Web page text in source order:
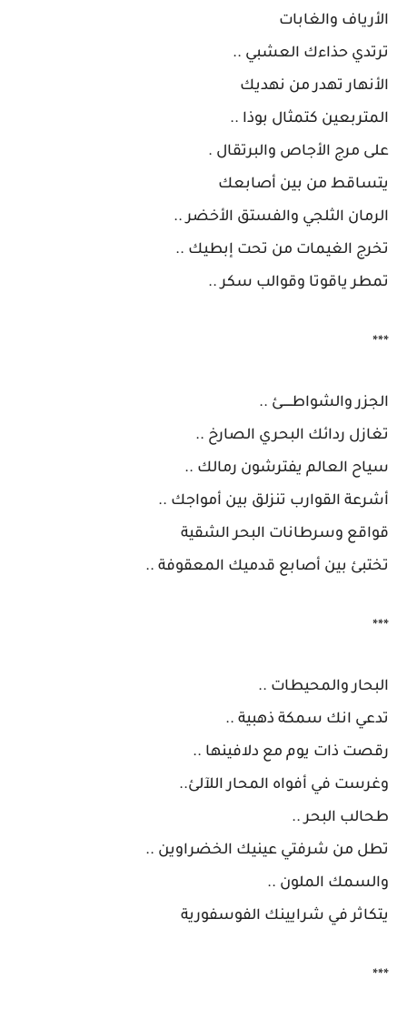
الأرياف والغابات
ترتدي حذاءك العشبي ..
الأنهار تهدر من نهديك
المتربعين كتمثال بوذا ..
على مرج الأجاص والبرتقال .
يتساقط من بين أصابعك
الرمان الثلجي والفستق الأخضر ..
تخرج الغيمات من تحت إبطيك ..
تمطر ياقوتا وقوالب سكر ..
***
الجزر والشواطـــــئ ..
تغازل ردائك البحري الصارخ ..
سياح العالم يفترشون رمالك ..
أشرعة القوارب تنزلق بين أمواجك ..
قواقع وسرطانات البحر الشقية
تختبئ بين أصابع قدميك المعقوفة ..
***
البحار والمحيطات ..
تدعي انك سمكة ذهبية ..
رقصت ذات يوم مع دلافينها ..
وغرست في أفواه المحار اللآلئ..
طحالب البحر ..
تطل من شرفتي عينيك الخضراوين ..
والسمك الملون ..
يتكاثر في شرايينك الفوسفورية
***